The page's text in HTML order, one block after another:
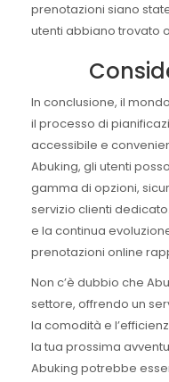
prenotazioni siano
utenti abbiano trovato
In conclusione, il
il processo di
accessibile e
Abuking, gli utenti
gamma di opzioni,
servizio clienti
e la continua
prenotazioni online
Non c’è dubbio che
settore, offrendo un
la comodità e
la tua prossima
Abuking potrebbe